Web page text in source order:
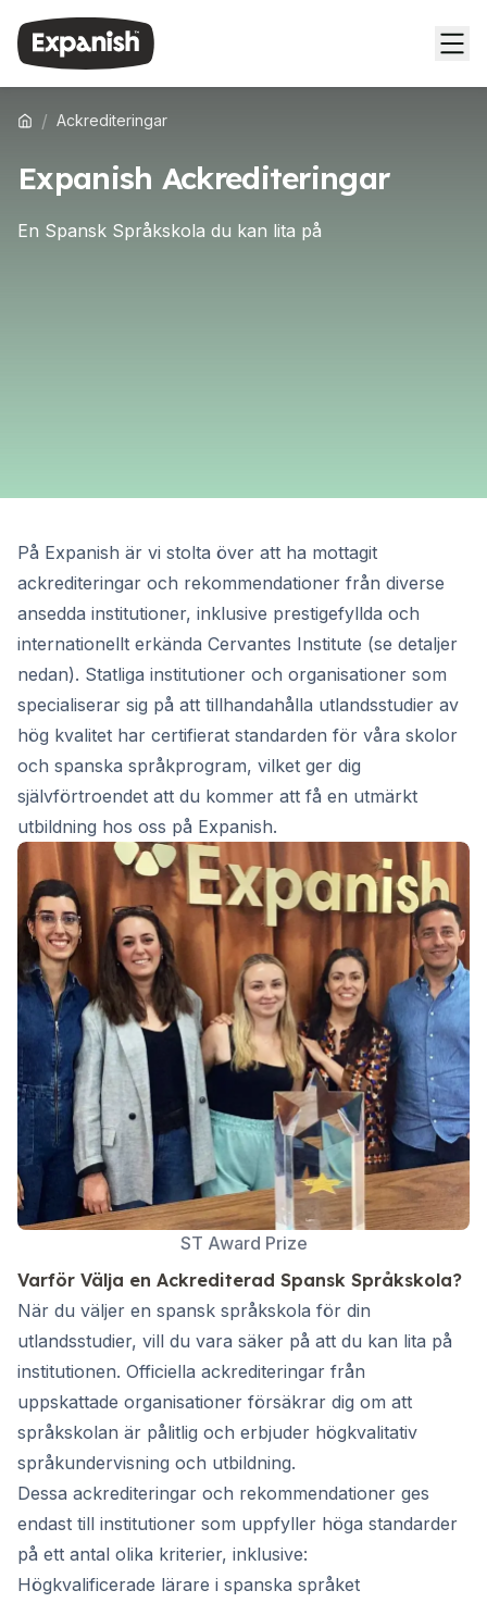
/ Ackrediteringar
Expanish Ackrediteringar
En Spansk Språkskola du kan lita på
På Expanish är vi stolta över att ha mottagit
ackrediteringar och rekommendationer från diverse
ansedda institutioner, inklusive prestigefyllda och
internationellt erkända Cervantes Institute (se detaljer
nedan). Statliga institutioner och organisationer som
specialiserar sig på att tillhandahålla utlandsstudier av
hög kvalitet har certifierat standarden för våra skolor
och spanska språkprogram, vilket ger dig
självförtroendet att du kommer att få en utmärkt
utbildning hos oss på Expanish.
ST Award Prize
Varför Välja en Ackrediterad Spansk Språkskola?
När du väljer en spansk språkskola för din
utlandsstudier, vill du vara säker på att du kan lita på
institutionen. Officiella ackrediteringar från
uppskattade organisationer försäkrar dig om att
språkskolan är pålitlig och erbjuder högkvalitativ
språkundervisning och utbildning.
Dessa ackrediteringar och rekommendationer ges
endast till institutioner som uppfyller höga standarder
på ett antal olika kriterier, inklusive:
Högkvalificerade lärare i spanska språket